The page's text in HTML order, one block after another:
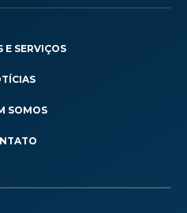
E SERVIÇOS
SOMOS